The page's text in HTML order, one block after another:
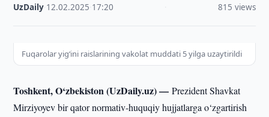
UzDaily 12.02.2025 17:20 815 views
Fuqarolar yig‘ini raislarining vakolat muddati 5 yilga uzaytirildi
Toshkent, O‘zbekiston (UzDaily.uz) —Prezident Shavkat
Mirziyoyev bir qator normativ-huquqiy hujjatlarga o‘zgartirish